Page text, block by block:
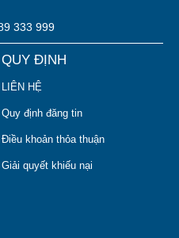
333 999
QUY ĐỊNH
LIÊN HỆ
Quy định đăng tin
Điều khoản thỏa thuận
Giải quyết khiếu nại